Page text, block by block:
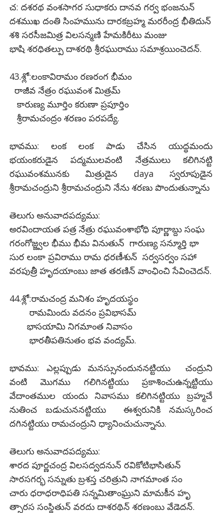
చ: దశరథ వంశసాగర సుధాకరు దానవ గర్వ భంజనున్
దశముఖ దంతి సింహమును దారకబ్రహ్మ మరరీంద్ర భీతిదున్
శశి సరసీజమిత్ర విలసన్మణి హేమకిరీటు మంజు
భాషి శరధితల్పు దాశరథి శ్రీరఘురాము సమాశ్రయించెదన్.
43.శ్లో:లంకావిరామం రణరంగ భీమం
రాజీవ నేత్రం రఘువంశ మిత్రమ్
కారుణ్య మూర్తిం కరుణా ప్రపూర్తిం
శ్రీరామచంద్రం శరణం పరపద్యే.
భావము: లంక లంక పాడు చేసిన యుద్ధమందు
భయంకరుడైన పద్మములవంటి నేత్రములు కలిగినట్టి
రఘువంశమునకు మిత్రుడైన daya స్వరూపుడైన
శ్రీరామచంద్రుని శ్రీరామచంద్రుని నేను శరణు పొందుతున్నాను
తెలుగు అనువాదపద్యము:
అరవిందాయత పత్ర నేత్రు రఘువంశాభోధి పూర్ణాబ్దు సంఘ
గరంగోజ్జ్వల భీము భీమ వినుతున్ గారుణ్య సన్మూర్తి భా
సుర లంకా ప్రవిరాము రామ ధరణీశున్ సర్వసర్వం సహా
వరపుత్రీ హృదయాంబు జాత తరణిన్ వాంఛించి సేవించెదన్.
44.శ్లో:రామచంద్ర మనిశం హృదయస్థం
రామమిందు వదనం ప్రవిభాసమ్
భాసయామి నిగమాంత నివాసం
భారతీపతినుతం భవ వంద్యమ్.
భావము: ఎల్లప్పుడు మనస్సునందుననట్టియు చంద్రుని
వంటి మొగము గలిగినట్టియు ప్రకాశించుఉన్నట్టియు
వేదాంతముల యందు నివాసము కలిగినట్టియు బ్రహ్మచే
నుతించ బడుచుననట్టియు ఈశ్వరునికి నమస్కరించ
దగినట్టియు రామచంద్రుని ధ్యానించుచున్నాను.
తెలుగు అనువాదపద్యము:
శారద పూర్ణచంద్ర విలసద్వదనున్ రవికోటిభాసితున్
సారసగర్భ సన్నుతు బ్రశస్త చరిత్రుని నాగమాంత సం
చారు ధరాధరాధిపతి సన్నమితాంఘ్రుని మామకీన హృ
త్సారస సంస్థితున్ వరదు దాశరథిన్ శరణంబు వేడెదన్.